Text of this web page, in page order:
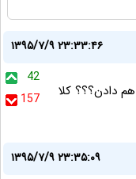
۱۳۹۵/۷/۹ ۲۳:۳۳:۴۶
42
157
دادن؟؟؟ کلا
۱۳۹۵/۷/۹ ۲۳:۳۵:۰۹